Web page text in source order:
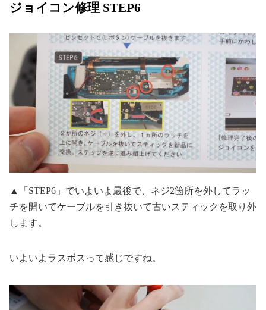
ジョイコン修理 STEP6
▲「STEP6」でいよいよ最後で、ネジ2箇所を外してラッ
チを開いてケーブルを引き抜いて古いスティックを取り外
します。
いよいよラスボスって感じですね。